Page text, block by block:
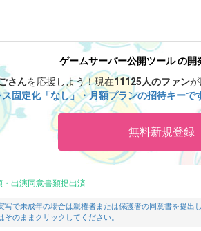
ゲームサーバー公開ツール の開
さんを応援しよう！現在11125人のファンが
固定化「なし」・月額プランの招待キーで
無料新規登録
・出演同意書類提出済
で未成年の場合は親権者または保護者の同意書を提出
のままクリックしてください。